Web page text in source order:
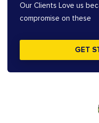
Our Clients Love us
compromise on these
GET